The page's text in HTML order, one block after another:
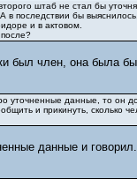
штаб не стал бы
в последствии бы
и в актовом.
был член, она была
уточненные данные, то он
и прикинуть, сколько
данные и